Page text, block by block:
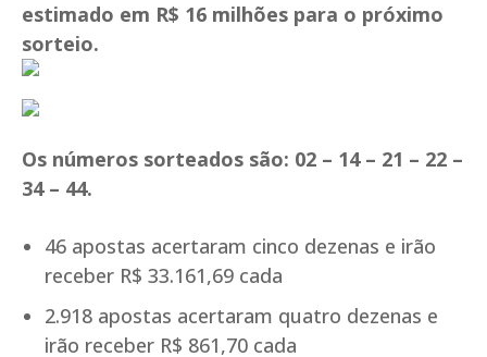
estimado em R$ 16 milhões para o próximo
sorteio.
Os números sorteados são: 02 – 14 – 21 – 22 –
34 – 44.
46 apostas acertaram cinco dezenas e irão
receber R$ 33.161,69 cada
2.918 apostas acertaram quatro dezenas e
irão receber R$ 861,70 cada